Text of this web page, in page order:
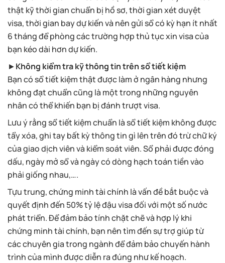
thật kỹ thời gian chuẩn bị hồ sơ, thời gian xét duyệt
visa, thời gian bay dự kiến và nên gửi sổ có kỳ hạn ít nhất
6 tháng để phòng các trường hợp thủ tục xin visa của
bạn kéo dài hơn dự kiến.
►Không kiểm tra kỹ thông tin trên sổ tiết kiệm
Bạn có sổ tiết kiệm thật được làm ở ngân hàng nhưng
không đạt chuẩn cũng là một trong những nguyên
nhân có thể khiến bạn bị đánh trượt visa.
Lưu ý rằng sổ tiết kiệm chuẩn là sổ tiết kiệm không được
tẩy xóa, ghi tay bất kỳ thông tin gì lên trên đó trừ chữ ký
của giao dịch viên và kiểm soát viên. Sổ phải được đóng
dấu, ngày mở sổ và ngày có dòng hạch toán tiền vào
phải giống nhau,….
Tựu trung, chứng minh tài chính là vấn đề bắt buộc và
quyết định đến 50% tỷ lệ đậu visa đối với một số nước
phát triển. Để đảm bảo tính chặt chẽ và hợp lý khi
chứng minh tài chính, bạn nên tìm đến sự trợ giúp từ
các chuyên gia trong ngành để đảm bảo chuyến hành
trình của mình được diễn ra đúng như kế hoạch.